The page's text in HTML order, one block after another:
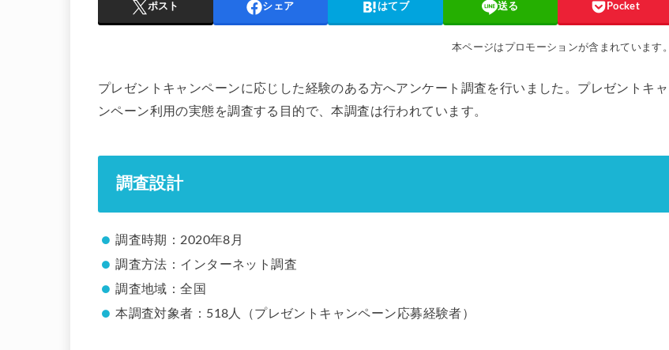
ポスト シェア はてブ 送る Pocket
本ページはプロモーションが含まれています。
プレゼントキャンペーンに応じした経験のある方へアンケート調査を行いました。プレゼントキャ
ンペーン利用の実態を調査する目的で、本調査は行われています。
調査設計
調査時期：2020年8月
調査方法：インターネット調査
調査地域：全国
本調査対象者：518人（プレゼントキャンペーン応募経験者）